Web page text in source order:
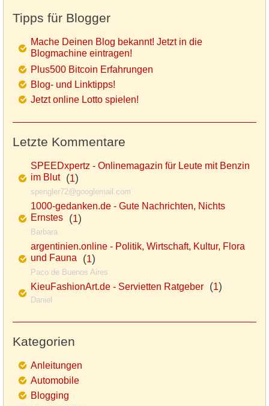
Tipps für Blogger
Mache Deinen Blog bekannt! Jetzt in die
Blogmachine eintragen!
Plus500 Bitcoin Erfahrungen
Blog- und Linktipps!
Jetzt online Lotto spielen!
Letzte Kommentare
SPEEDxpertz - Onlinemagazin für Leute mit Benzin
im Blut(1)
spengler72@googlemail.com
1000-gedanken.de - Gute Nachrichten, Nichts
Ernstes (1)
Barbara
argentinien.online - Politik, Wirtschaft, Kultur, Flora
und Fauna (1)
Paco de Buenos Aires
KieuFashionArt.de - Servietten Ratgeber (1)
Daniel
Kategorien
Anleitungen
Automobile
Blogging